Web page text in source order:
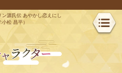
ン源氏伝 あやかし恋えにし
松 昌平）